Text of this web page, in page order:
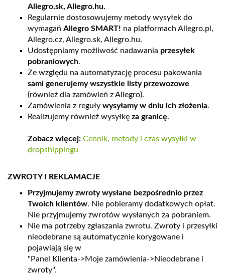
Allegro.sk, Allegro.hu.
Regularnie dostosowujemy metody wysyłek do
wymagań Allegro SMART! na platformach Allegro.pl,
Allegro.cz, Allegro.sk, Allegro.hu.
Udostępniamy możliwość nadawania przesyłek
pobraniowych.
Ze względu na automatyzację procesu pakowania
sami generujemy wszystkie listy przewozowe
(również dla zamówień z Allegro).
Zamówienia z reguły wysyłamy w dniu ich złożenia.
Realizujemy również wysyłkę za granicę.
Zobacz więcej: Cennik, metody i czas wysyłki w
dropshippingu
ZWROTY I REKLAMACJE
Przyjmujemy zwroty wysłane bezpośrednio przez
Twoich klientów. Nie pobieramy dodatkowych opłat.
Nie przyjmujemy zwrotów wysłanych za pobraniem.
Nie ma potrzeby zgłaszania zwrotu. Zwroty i przesyłki
nieodebrane są automatycznie korygowane i
pojawiają się w
"Panel Klienta->Moje zamówienia->Nieodebrane i
zwroty".